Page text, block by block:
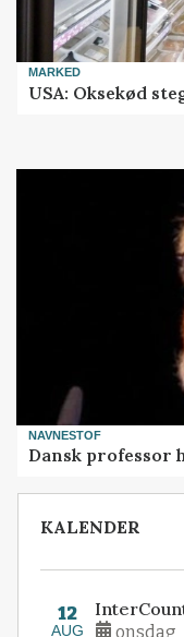
USA: Oksekød
Dansk
KALENDER